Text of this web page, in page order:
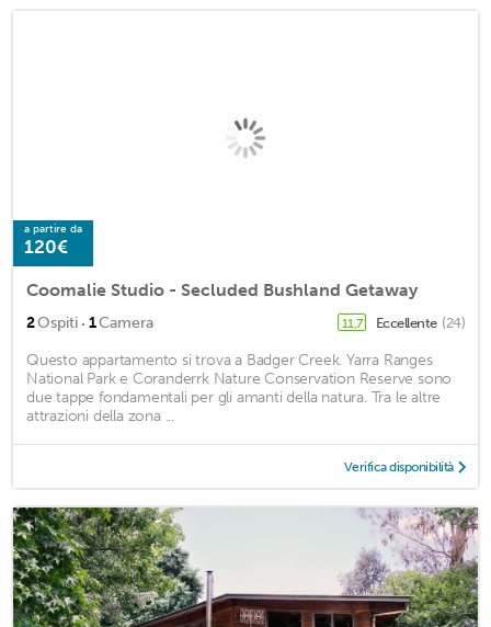
a partire da
120€
Coomalie Studio - Secluded Bushland Getaway
2Ospiti · 1Camera 11,7 Eccellente (24)
Questo appartamento si trova a Badger Creek. Yarra Ranges
National Park e Coranderrk Nature Conservation Reserve sono
due tappe fondamentali per gli amanti della natura. Tra le altre
attrazioni della zona ...
Verifica disponibilità